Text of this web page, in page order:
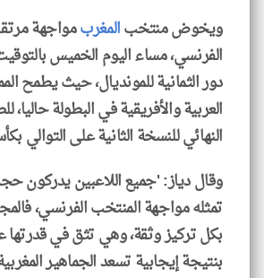
ويخوض منتخبالمغربمواجهة
الفرنسي، مساء اليوم الخميس
دور الثمانية للمونديال، حيث ​يطمح
العربية والأفريقية في البطولة حاليا،
النهائي للنسخة الثانية على التوالي
وقال ​دياز: 'جميع اللاعبين يدركون
تمثله مواجهة المنتخب الفرنسي،
بكل تركيز ‌وثقة، وهي تثق في
بنتيجة إيجابية تسعد الجماهير